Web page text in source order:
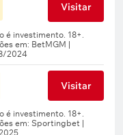
Visitar
Visitar